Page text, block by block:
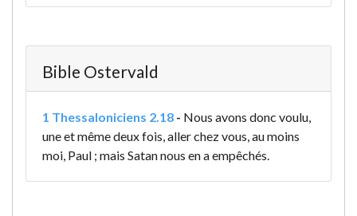
Bible Ostervald
1 Thessaloniciens 2.18 - Nous avons donc voulu,
une et même deux fois, aller chez vous, au moins
moi, Paul ; mais Satan nous en a empêchés.